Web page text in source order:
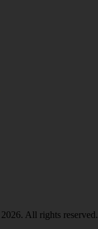
2026. All rights reserved.